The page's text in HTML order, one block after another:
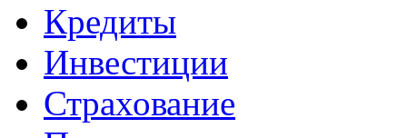
Кредиты
Инвестиции
Страхование